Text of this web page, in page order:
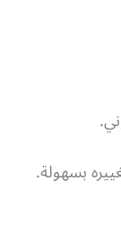
بسهولة.